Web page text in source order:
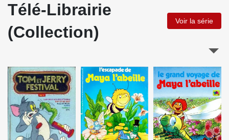
Télé-Librairie
(Collection)
Voir la série